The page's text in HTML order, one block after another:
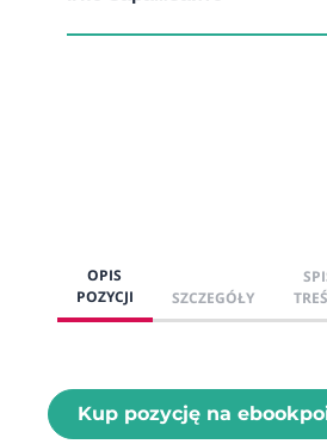
OPIS
POZYCJI
SZCZEGÓŁY
Kup pozycję na